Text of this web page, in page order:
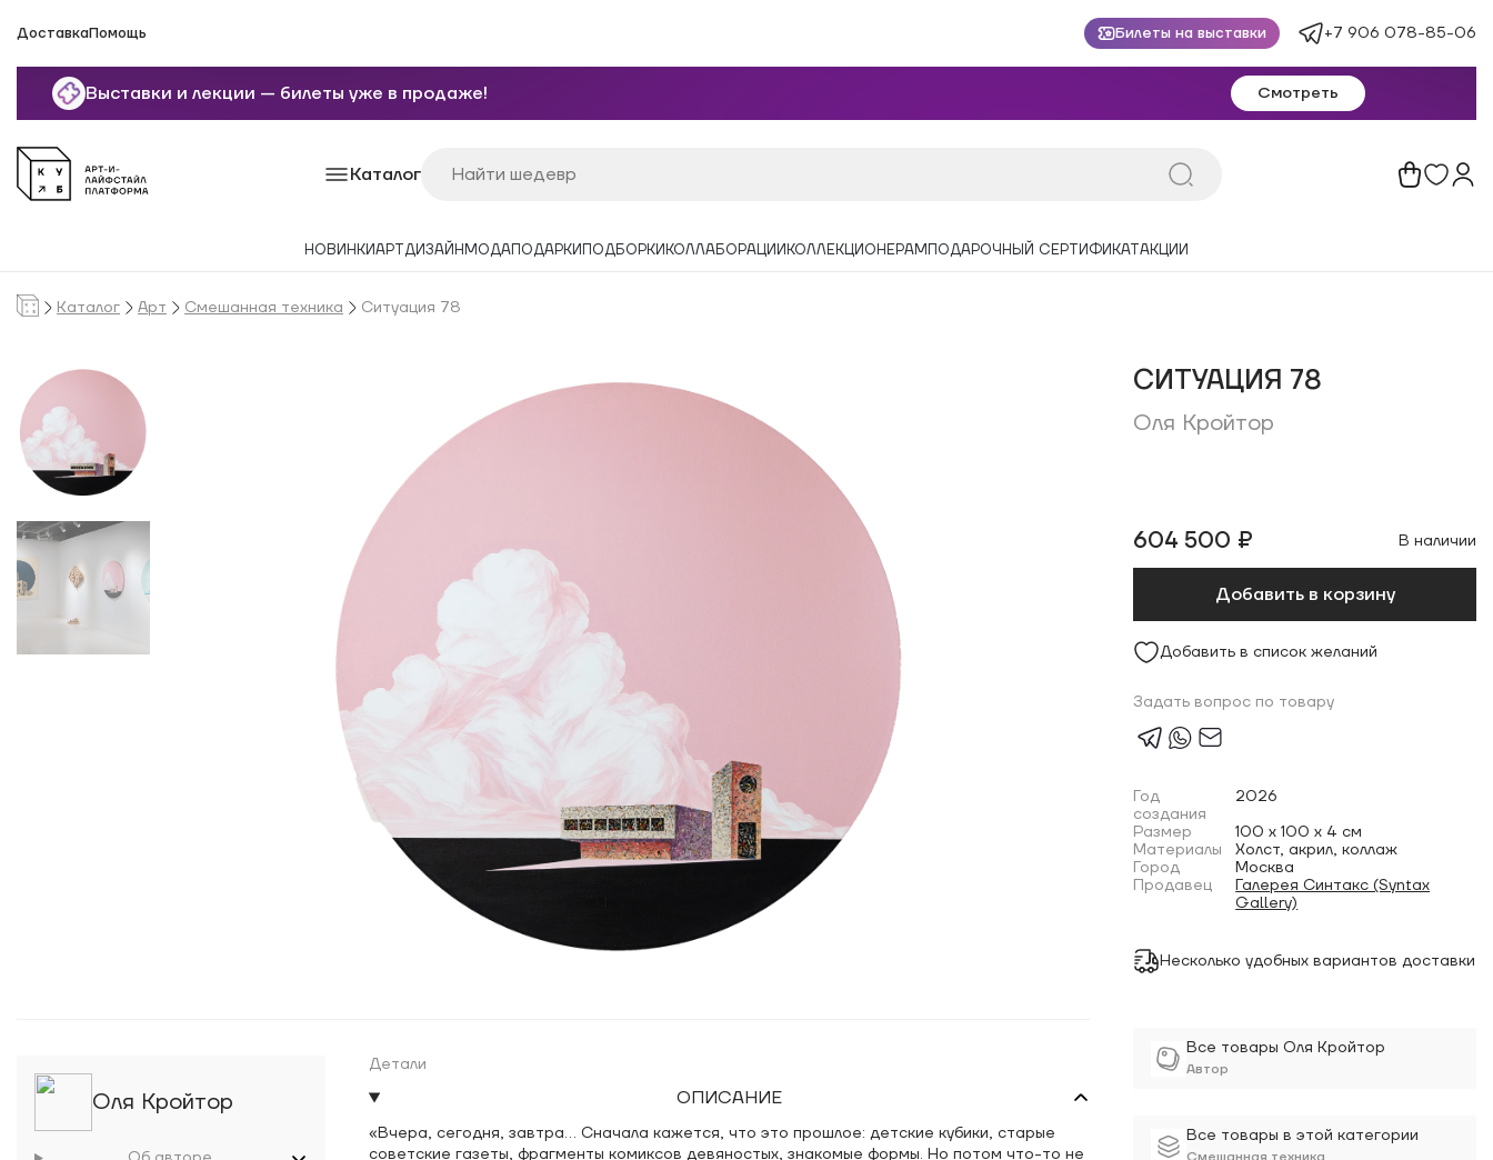
ДоставкаПомощь Билеты на выставки +7 906 078-85-06
Выставки и лекции — билеты уже в продаже! Смотреть
Каталог
НОВИНКИАРТДИЗАЙН МОДАПОДАРКИ ПОДБОРКИ КОЛЛАБОРАЦИИ КОЛЛЕКЦИОНЕРАМ ПОДАРОЧНЫЙ СЕРТИФИКАТАКЦИИ
Каталог Арт Смешанная техника Ситуация 78
СИТУАЦИЯ 78
Оля Кройтор
604 500 ₽ В наличии
Добавить в корзину
Добавить в список желаний
Задать вопрос по товару
Год
создания
2026
Размер
100 x 100 x 4 см
Материалы
Холст, акрил, коллаж
Город
Москва
Продавец
Галерея Синтакс (Syntax
Gallery)
Несколько удобных вариантов доставки
Все товары Оля Кройтор
Автор
Все товары в этой категории
Оля Кройтор
Детали
ОПИСАНИЕ
«Вчера, сегодня, завтра... Сначала кажется, что это прошлое: детские кубики, старые
советские газеты, фрагменты комиксов девяностых, знакомые формы. Но потом что-то не